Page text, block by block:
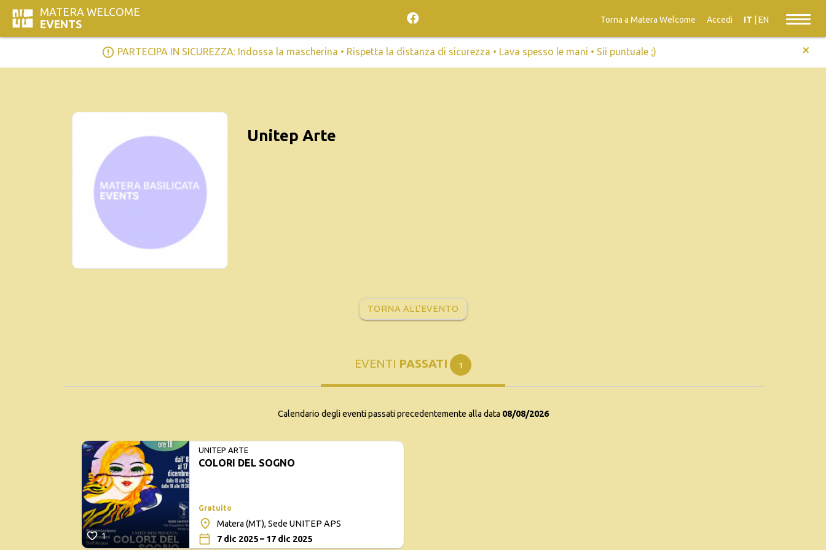
MATERA WELCOME
EVENTS
Torna a Matera Welcome Accedi IT EN
error_outline PARTECIPA IN SICUREZZA: Indossa la mascherina • Rispetta la distanza di sicurezza • Lava spesso le mani • Sii puntuale ;) +
Unitep Arte
TORNA ALL'EVENTO
EVENTI PASSATI 1
Calendario degli eventi passati precedentemente alla data 08/08/2026
1
UNITEP ARTE
COLORI DEL SOGNO
Gratuito
Matera (MT), Sede UNITEP APS
7 dic 2025 – 17 dic 2025